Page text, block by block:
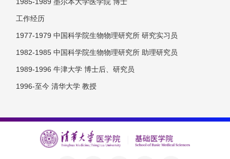
工作经历
1977-1979 中国科学院生物物理研究所 研究实习员
1982-1985 中国科学院生物物理研究所 助理研究员
1989-1996 牛津大学 博士后、研究员
1996-至今 清华大学 教授